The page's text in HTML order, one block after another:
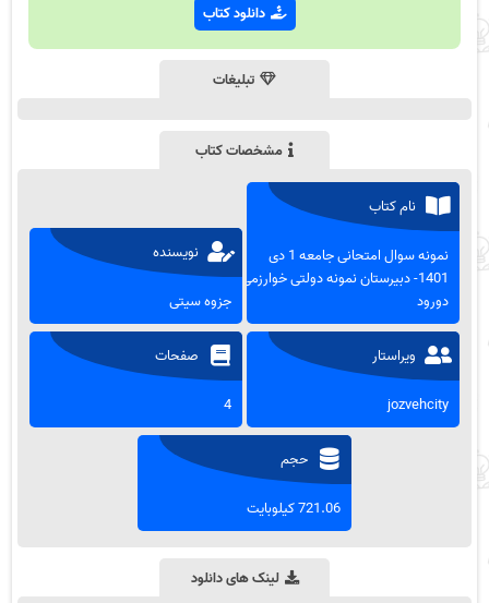
دانلود کتاب
تبلیغات
مشخصات کتاب
نام کتاب
نمونه سوال امتحانی جامعه 1 دی
1401- دبیرستان نمونه دولتی خوارزمی
دورود
نویسنده
جزوه سیتی
ویراستار
jozvehcity
صفحات
4
حجم
721.06 کیلوبایت
لینک های دانلود